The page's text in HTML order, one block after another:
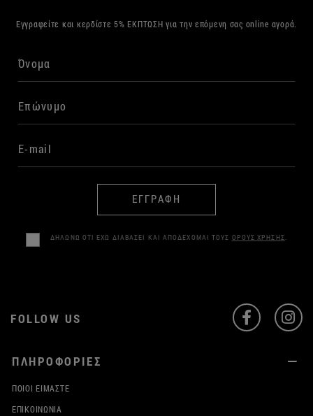
Εγγραφείτε και κερδίστε 5% ΕΚΠΤΩΣΗ για την επόμενη σας online αγορά.
ΕΓΓΡΑΦΗ
ΔΗΛΩΝΩ ΟΤΙ ΕΧΩ ΔΙΑΒΑΣΕΙ ΚΑΙ ΑΠΟΔΕΧΟΜΑΙ ΤΟΥΣ ΟΡΟΥΣ ΧΡΗΣΗΣ.
FOLLOW US
ΠΛΗΡΟΦΟΡΙΕΣ
ΠΟΙΟΙ ΕΊΜΑΣΤΕ
ΕΠΙΚΟΙΝΩΝΊΑ